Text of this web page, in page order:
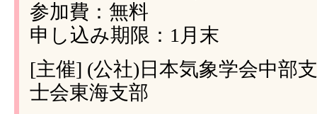
参加費：無料
申し込み期限：1月末
[主催] (公社)日本気象学会中部
士会東海支部